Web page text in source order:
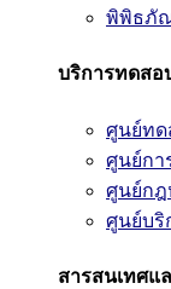
พิพิธภั
บริการทดสอ
ศูนย์ทด
ศูนย์กา
ศูนย์กฎ
ศูนย์บริ
สารสนเทศแ